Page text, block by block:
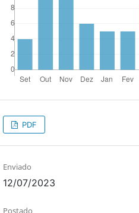
PDF
Enviado
12/07/2023
Postado